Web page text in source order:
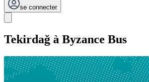
se connecter
Tekirdağ à Byzance Bus